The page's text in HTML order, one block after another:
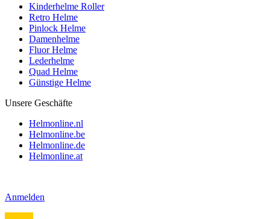
Kinderhelme Roller
Retro Helme
Pinlock Helme
Damenhelme
Fluor Helme
Lederhelme
Quad Helme
Günstige Helme
Unsere Geschäfte
Helmonline.nl
Helmonline.be
Helmonline.de
Helmonline.at
Anmelden